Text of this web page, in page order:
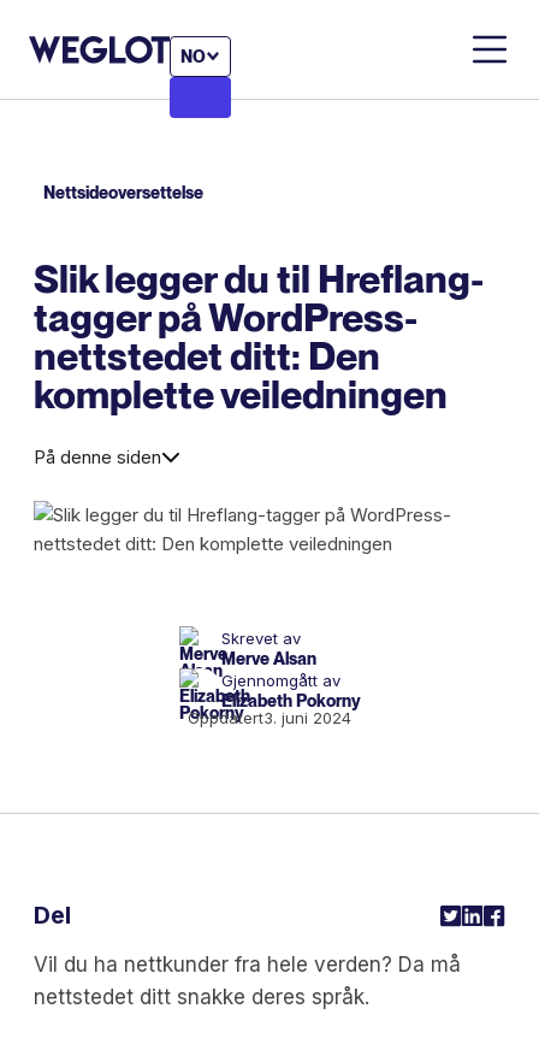
NO
Nettsideoversettelse
Slik legger du til Hreflang-
tagger på WordPress-
nettstedet ditt: Den
komplette veiledningen
På denne siden
Skrevet av
Merve Alsan
Gjennomgått av
Elizabeth Pokorny
Oppdatert3. juni 2024
Vil du ha nettkunder fra hele verden? Da må
nettstedet ditt snakke deres språk.
Del